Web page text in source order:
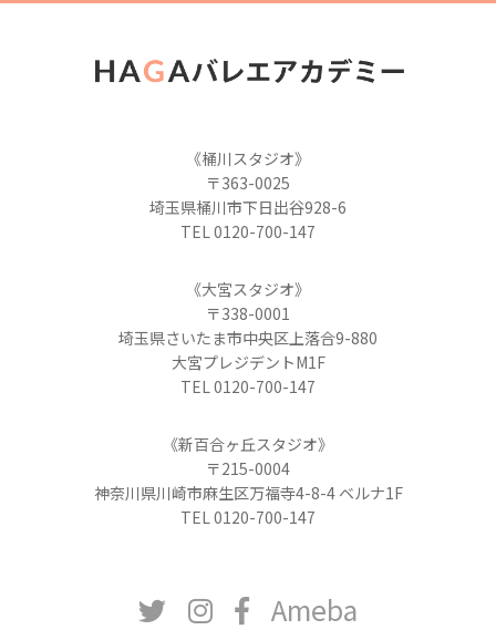
《桶川スタジオ》
〒363-0025
埼玉県桶川市下日出谷928-6
TEL 0120-700-147
《大宮スタジオ》
〒338-0001
埼玉県さいたま市中央区上落合9-880
大宮プレジデントM1F
TEL 0120-700-147
《新百合ヶ丘スタジオ》
〒215-0004
神奈川県川崎市麻生区万福寺4-8-4 ベルナ1F
TEL 0120-700-147
Ameba